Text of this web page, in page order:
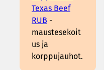
Texas Beef
RUB -
maustesekoit
us ja
korppujauhot.